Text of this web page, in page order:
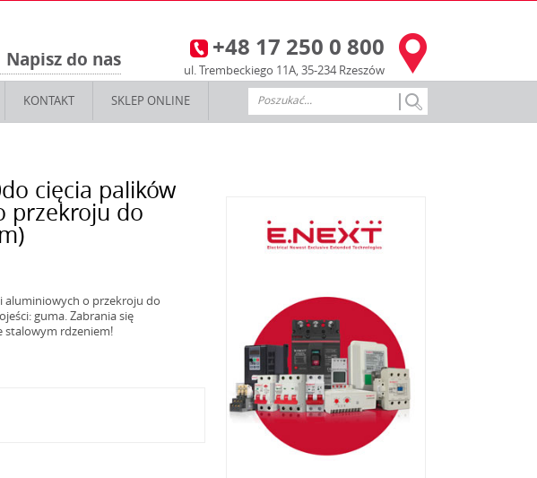
3 +48 17 250 0 800
ul. Trembeckiego 11A, 35-234 Rzeszów
Napisz do nas
KONTAKT SKLEP ONLINE
cięcia palików
przekroju do
aluminiowych o przekroju do
guma. Zabrania się
stalowym rdzeniem!